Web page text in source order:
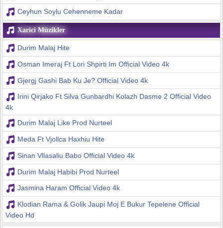
Ceyhun Soylu Cehenneme Kadar
Xarici Müzikler
Durim Malaj Hite
Osman Imeraj Ft Lori Shpirti Im Official Video 4k
Gjergj Gashi Bab Ku Je? Official Video 4k
Irini Qirjako Ft Silva Gunbardhi Kolazh Dasme 2 Official Video
4k
Durim Malaj Like Prod Nurteel
Meda Ft Vjollca Haxhiu Hite
Sinan Vllasaliu Babo Official Video 4k
Durim Malaj Habibi Prod Nurteel
Jasmina Haram Official Video 4k
Klodian Rama & Golik Jaupi Moj E Bukur Tepelene Official
Video Hd